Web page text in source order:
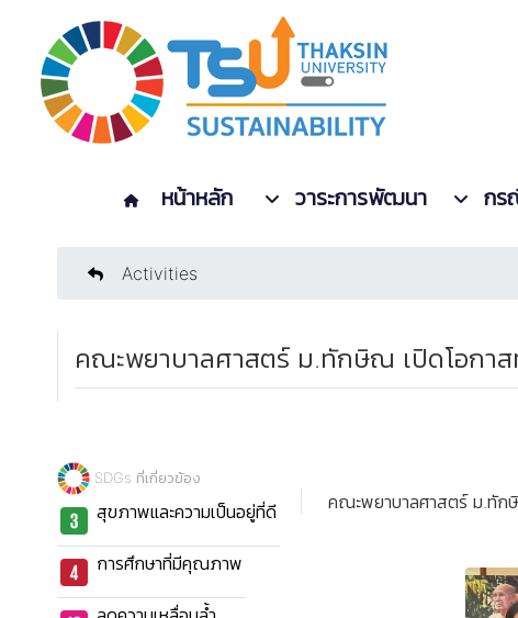
หน้าหลัก วาระการพัฒนา กร
Activities
คณะพยาบาลศาสตร์ ม.ทักษิณ เปิดโอกา
SDGs ที่เกี่ยวข้อง
สุขภาพและความเป็นอยู่ที่ดี
การศึกษาที่มีคุณภาพ
คณะพยาบาลศาสตร์ ม.ทัก